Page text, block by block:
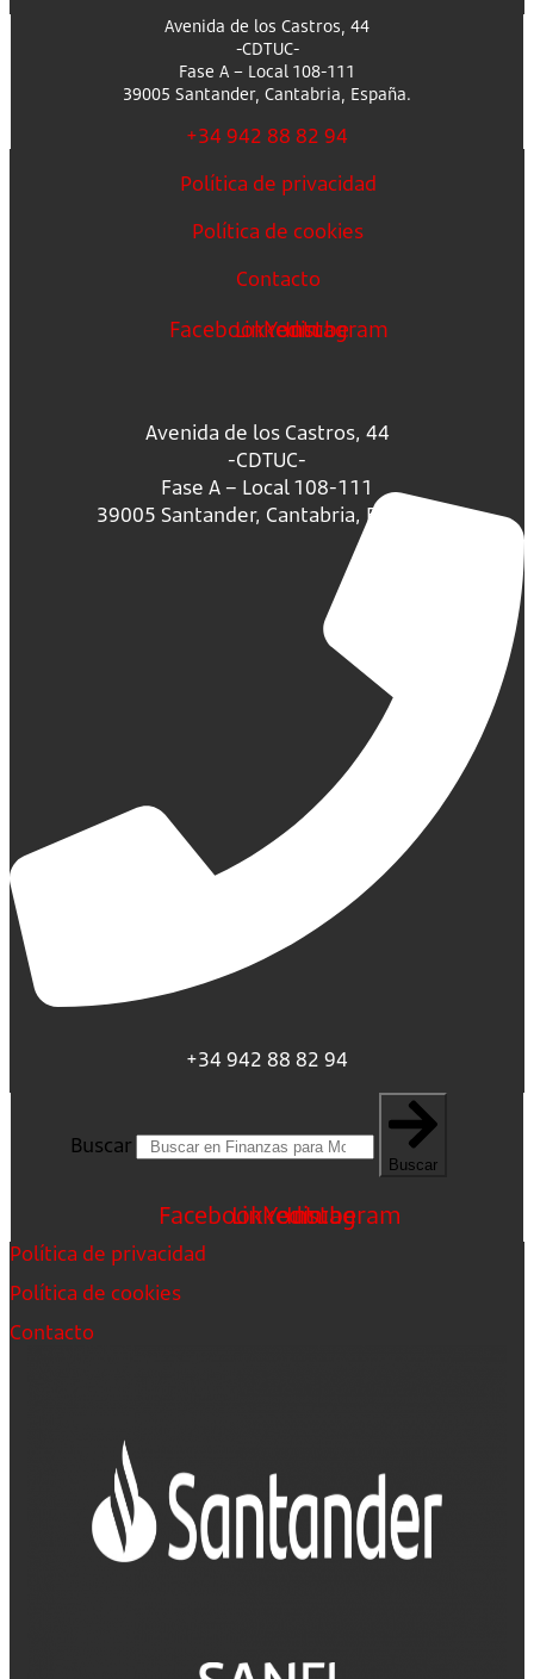
Avenida de los Castros, 44
-CDTUC-
Fase A – Local 108-111
39005 Santander, Cantabria, España.
+34 942 88 82 94
Política de privacidad
Política de cookies
Contacto
FacebookLinkedin
Youtube
Instagram
Avenida de los Castros, 44
-CDTUC-
Fase A – Local 108-111
39005 Santander, Cantabria, España.
+34 942 88 82 94
Buscar
Buscar
FacebookLinkedin
Youtube
Instagram
Política de privacidad
Política de cookies
Contacto